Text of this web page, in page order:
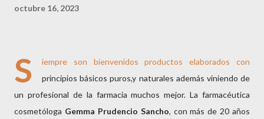
octubre 16, 2023
S
iempre son bienvenidos productos elaborados con
principios básicos puros,y naturales además viniendo de
un profesional de la farmacia muchos mejor. La farmacéutica
cosmetóloga Gemma Prudencio Sancho, con más de 20 años